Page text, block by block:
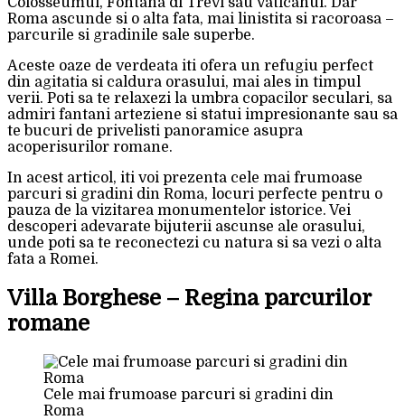
Roma ascunde si o alta fata, mai linistita si racoroasa –
parcurile si gradinile sale superbe.
Aceste oaze de verdeata iti ofera un refugiu perfect
din agitatia si caldura orasului, mai ales in timpul
verii. Poti sa te relaxezi la umbra copacilor seculari, sa
admiri fantani arteziene si statui impresionante sau sa
te bucuri de privelisti panoramice asupra
acoperisurilor romane.
In acest articol, iti voi prezenta cele mai frumoase
parcuri si gradini din Roma, locuri perfecte pentru o
pauza de la vizitarea monumentelor istorice. Vei
descoperi adevarate bijuterii ascunse ale orasului,
unde poti sa te reconectezi cu natura si sa vezi o alta
fata a Romei.
Villa Borghese – Regina parcurilor
romane
Cele mai frumoase parcuri si gradini din
Roma